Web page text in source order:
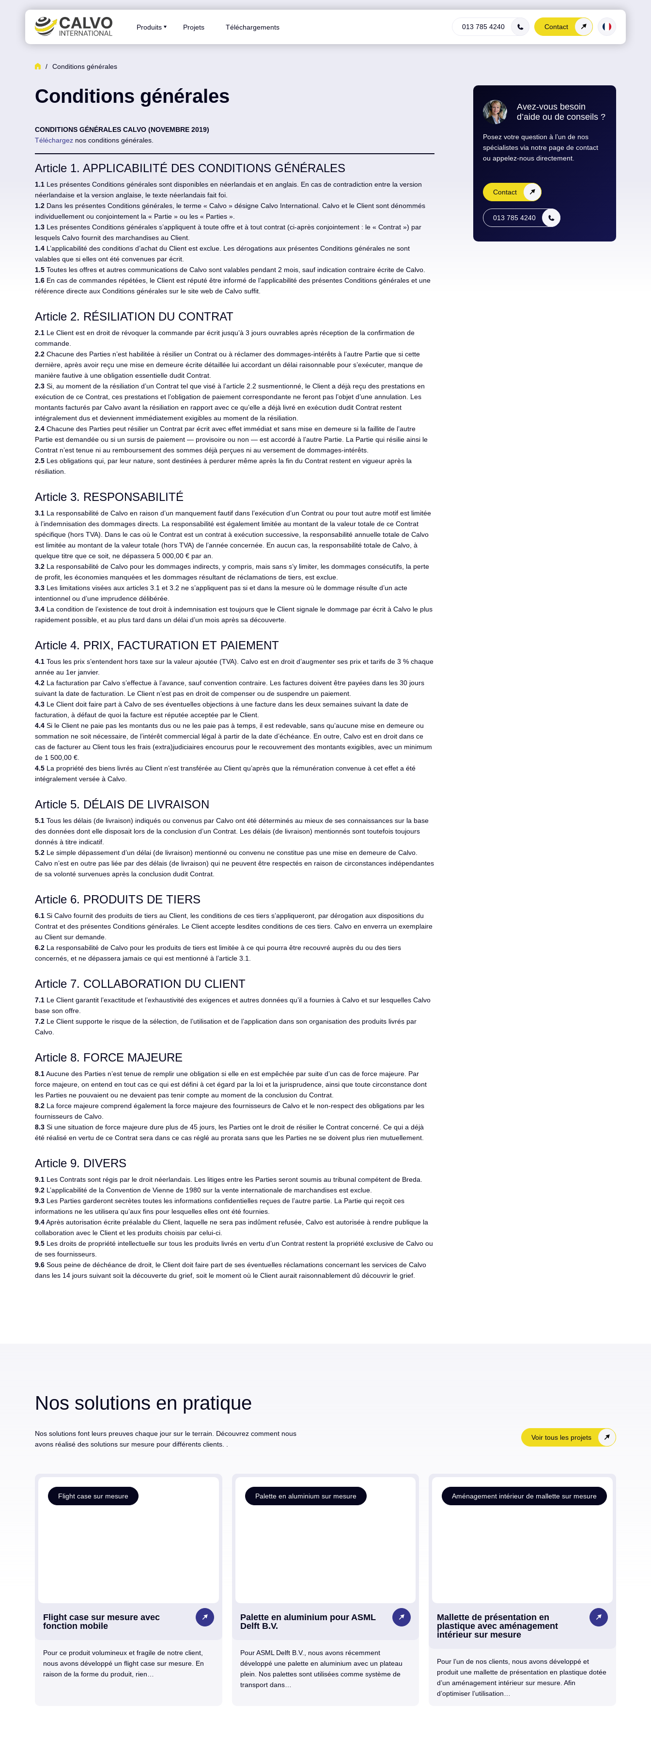
Produits Projets Téléchargements Contact
013 785 4240
/ Conditions générales
Conditions générales
CONDITIONS GÉNÉRALES CALVO (NOVEMBRE 2019)
Téléchargez nos conditions générales.
Article 1. APPLICABILITÉ DES CONDITIONS GÉNÉRALES
1.1 Les présentes Conditions générales sont disponibles en néerlandais et en anglais. En cas de contradiction entre la version
néerlandaise et la version anglaise, le texte néerlandais fait foi.
1.2 Dans les présentes Conditions générales, le terme « Calvo » désigne Calvo International. Calvo et le Client sont dénommés
individuellement ou conjointement la « Partie » ou les « Parties ».
1.3 Les présentes Conditions générales s’appliquent à toute offre et à tout contrat (ci-après conjointement : le « Contrat ») par
lesquels Calvo fournit des marchandises au Client.
1.4 L’applicabilité des conditions d’achat du Client est exclue. Les dérogations aux présentes Conditions générales ne sont
valables que si elles ont été convenues par écrit.
1.5 Toutes les offres et autres communications de Calvo sont valables pendant 2 mois, sauf indication contraire écrite de Calvo.
1.6 En cas de commandes répétées, le Client est réputé être informé de l’applicabilité des présentes Conditions générales et une
référence directe aux Conditions générales sur le site web de Calvo suffit.
Article 2. RÉSILIATION DU CONTRAT
2.1 Le Client est en droit de révoquer la commande par écrit jusqu’à 3 jours ouvrables après réception de la confirmation de
commande.
2.2 Chacune des Parties n’est habilitée à résilier un Contrat ou à réclamer des dommages-intérêts à l’autre Partie que si cette
dernière, après avoir reçu une mise en demeure écrite détaillée lui accordant un délai raisonnable pour s’exécuter, manque de
manière fautive à une obligation essentielle dudit Contrat.
2.3 Si, au moment de la résiliation d’un Contrat tel que visé à l’article 2.2 susmentionné, le Client a déjà reçu des prestations en
exécution de ce Contrat, ces prestations et l’obligation de paiement correspondante ne feront pas l’objet d’une annulation. Les
montants facturés par Calvo avant la résiliation en rapport avec ce qu’elle a déjà livré en exécution dudit Contrat restent
intégralement dus et deviennent immédiatement exigibles au moment de la résiliation.
2.4 Chacune des Parties peut résilier un Contrat par écrit avec effet immédiat et sans mise en demeure si la faillite de l’autre
Partie est demandée ou si un sursis de paiement — provisoire ou non — est accordé à l’autre Partie. La Partie qui résilie ainsi le
Contrat n’est tenue ni au remboursement des sommes déjà perçues ni au versement de dommages-intérêts.
2.5 Les obligations qui, par leur nature, sont destinées à perdurer même après la fin du Contrat restent en vigueur après la
résiliation.
Article 3. RESPONSABILITÉ
3.1 La responsabilité de Calvo en raison d’un manquement fautif dans l’exécution d’un Contrat ou pour tout autre motif est limitée
à l’indemnisation des dommages directs. La responsabilité est également limitée au montant de la valeur totale de ce Contrat
spécifique (hors TVA). Dans le cas où le Contrat est un contrat à exécution successive, la responsabilité annuelle totale de Calvo
est limitée au montant de la valeur totale (hors TVA) de l’année concernée. En aucun cas, la responsabilité totale de Calvo, à
quelque titre que ce soit, ne dépassera 5 000,00 € par an.
3.2 La responsabilité de Calvo pour les dommages indirects, y compris, mais sans s’y limiter, les dommages consécutifs, la perte
de profit, les économies manquées et les dommages résultant de réclamations de tiers, est exclue.
3.3 Les limitations visées aux articles 3.1 et 3.2 ne s’appliquent pas si et dans la mesure où le dommage résulte d’un acte
intentionnel ou d’une imprudence délibérée.
3.4 La condition de l’existence de tout droit à indemnisation est toujours que le Client signale le dommage par écrit à Calvo le plus
rapidement possible, et au plus tard dans un délai d’un mois après sa découverte.
Article 4. PRIX, FACTURATION ET PAIEMENT
4.1 Tous les prix s’entendent hors taxe sur la valeur ajoutée (TVA). Calvo est en droit d’augmenter ses prix et tarifs de 3 % chaque
année au 1er janvier.
4.2 La facturation par Calvo s’effectue à l’avance, sauf convention contraire. Les factures doivent être payées dans les 30 jours
suivant la date de facturation. Le Client n’est pas en droit de compenser ou de suspendre un paiement.
4.3 Le Client doit faire part à Calvo de ses éventuelles objections à une facture dans les deux semaines suivant la date de
facturation, à défaut de quoi la facture est réputée acceptée par le Client.
4.4 Si le Client ne paie pas les montants dus ou ne les paie pas à temps, il est redevable, sans qu’aucune mise en demeure ou
sommation ne soit nécessaire, de l’intérêt commercial légal à partir de la date d’échéance. En outre, Calvo est en droit dans ce
cas de facturer au Client tous les frais (extra)judiciaires encourus pour le recouvrement des montants exigibles, avec un minimum
de 1 500,00 €.
4.5 La propriété des biens livrés au Client n’est transférée au Client qu’après que la rémunération convenue à cet effet a été
intégralement versée à Calvo.
Article 5. DÉLAIS DE LIVRAISON
5.1 Tous les délais (de livraison) indiqués ou convenus par Calvo ont été déterminés au mieux de ses connaissances sur la base
des données dont elle disposait lors de la conclusion d’un Contrat. Les délais (de livraison) mentionnés sont toutefois toujours
donnés à titre indicatif.
5.2 Le simple dépassement d’un délai (de livraison) mentionné ou convenu ne constitue pas une mise en demeure de Calvo.
Calvo n’est en outre pas liée par des délais (de livraison) qui ne peuvent être respectés en raison de circonstances indépendantes
de sa volonté survenues après la conclusion dudit Contrat.
Article 6. PRODUITS DE TIERS
6.1 Si Calvo fournit des produits de tiers au Client, les conditions de ces tiers s’appliqueront, par dérogation aux dispositions du
Contrat et des présentes Conditions générales. Le Client accepte lesdites conditions de ces tiers. Calvo en enverra un exemplaire
au Client sur demande.
6.2 La responsabilité de Calvo pour les produits de tiers est limitée à ce qui pourra être recouvré auprès du ou des tiers
concernés, et ne dépassera jamais ce qui est mentionné à l’article 3.1.
Article 7. COLLABORATION DU CLIENT
7.1 Le Client garantit l’exactitude et l’exhaustivité des exigences et autres données qu’il a fournies à Calvo et sur lesquelles Calvo
base son offre.
7.2 Le Client supporte le risque de la sélection, de l’utilisation et de l’application dans son organisation des produits livrés par
Calvo.
Article 8. FORCE MAJEURE
8.1Aucune des Parties n’est tenue de remplir une obligation si elle en est empêchée par suite d’un cas de force majeure. Par
force majeure, on entend en tout cas ce qui est défini à cet égard par la loi et la jurisprudence, ainsi que toute circonstance dont
les Parties ne pouvaient ou ne devaient pas tenir compte au moment de la conclusion du Contrat.
8.2 La force majeure comprend également la force majeure des fournisseurs de Calvo et le non-respect des obligations par les
fournisseurs de Calvo.
8.3 Si une situation de force majeure dure plus de 45 jours, les Parties ont le droit de résilier le Contrat concerné. Ce qui a déjà
été réalisé en vertu de ce Contrat sera dans ce cas réglé au prorata sans que les Parties ne se doivent plus rien mutuellement.
Article 9. DIVERS
9.1 Les Contrats sont régis par le droit néerlandais. Les litiges entre les Parties seront soumis au tribunal compétent de Breda.
9.2 L’applicabilité de la Convention de Vienne de 1980 sur la vente internationale de marchandises est exclue.
9.3 Les Parties garderont secrètes toutes les informations confidentielles reçues de l’autre partie. La Partie qui reçoit ces
informations ne les utilisera qu’aux fins pour lesquelles elles ont été fournies.
9.4Après autorisation écrite préalable du Client, laquelle ne sera pas indûment refusée, Calvo est autorisée à rendre publique la
collaboration avec le Client et les produits choisis par celui-ci.
9.5 Les droits de propriété intellectuelle sur tous les produits livrés en vertu d’un Contrat restent la propriété exclusive de Calvo ou
de ses fournisseurs.
9.6 Sous peine de déchéance de droit, le Client doit faire part de ses éventuelles réclamations concernant les services de Calvo
dans les 14 jours suivant soit la découverte du grief, soit le moment où le Client aurait raisonnablement dû découvrir le grief.
Avez-vous besoin
d’aide ou de conseils ?
Posez votre question à l’un de nos
spécialistes via notre page de contact
ou appelez-nous directement.
Contact
013 785 4240
Nos solutions en pratique
Nos solutions font leurs preuves chaque jour sur le terrain. Découvrez comment nous
avons réalisé des solutions sur mesure pour différents clients. .
Voir tous les projets
Flight case sur mesure
Flight case sur mesure avec
fonction mobile
Pour ce produit volumineux et fragile de notre client,
nous avons développé un flight case sur mesure. En
raison de la forme du produit, rien…
Palette en aluminium sur mesure
Palette en aluminium pour ASML
Delft B.V.
Pour ASML Delft B.V., nous avons récemment
développé une palette en aluminium avec un plateau
plein. Nos palettes sont utilisées comme système de
transport dans…
Aménagement intérieur de mallette sur mesure
Mallette de présentation en
plastique avec aménagement
intérieur sur mesure
Pour l’un de nos clients, nous avons développé et
produit une mallette de présentation en plastique dotée
d’un aménagement intérieur sur mesure. Afin
d’optimiser l’utilisation…